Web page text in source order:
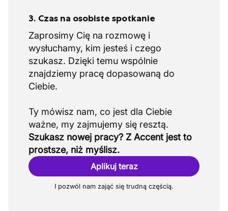
3. Czas na osobiste spotkanie
Zaprosimy Cię na rozmowę i
wysłuchamy, kim jesteś i czego
szukasz. Dzięki temu wspólnie
znajdziemy pracę dopasowaną do
Ciebie.
Ty mówisz nam, co jest dla Ciebie
Szukasz nowej pracy? Z Accent jest to
prostsze, niż myślisz.
Aplikuj teraz
I pozwól nam zająć się trudną częścią.